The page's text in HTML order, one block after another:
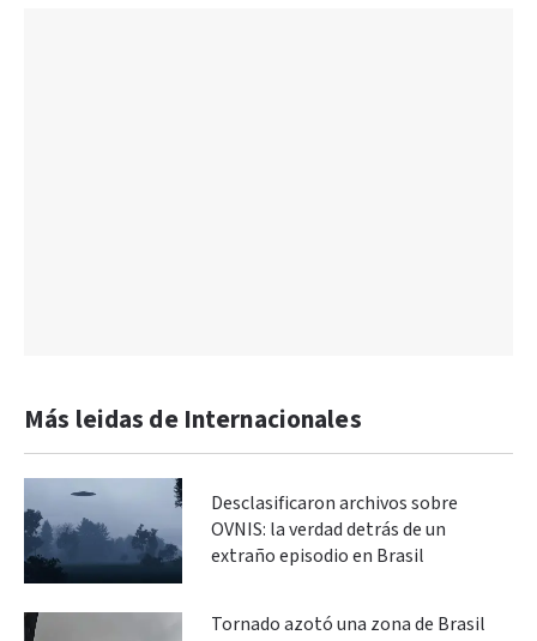
Más leidas de Internacionales
Desclasificaron archivos sobre
OVNIS: la verdad detrás de un
extraño episodio en Brasil
Tornado azotó una zona de Brasil